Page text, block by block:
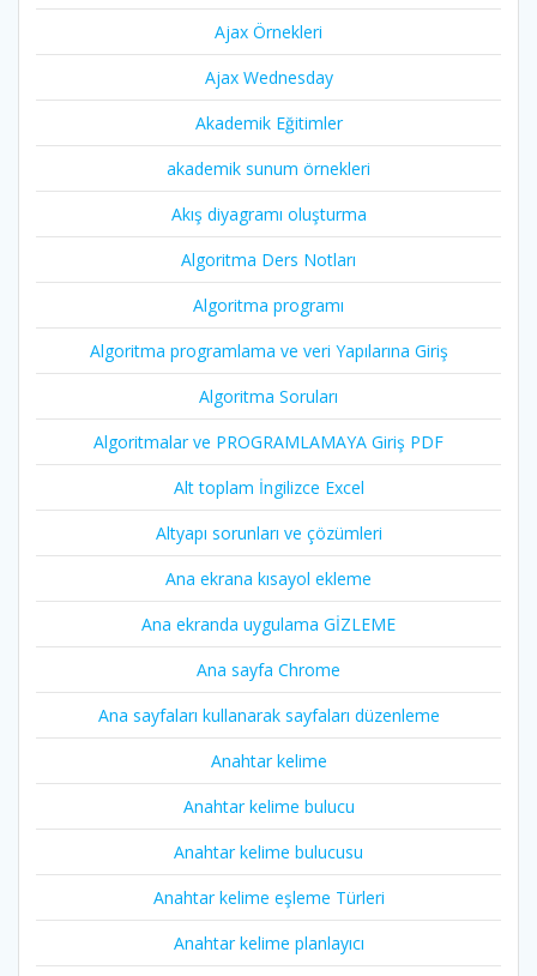
Ajax Örnekleri
Ajax Wednesday
Akademik Eğitimler
akademik sunum örnekleri
Akış diyagramı oluşturma
Algoritma Ders Notları
Algoritma programı
Algoritma programlama ve veri Yapılarına Giriş
Algoritma Soruları
Algoritmalar ve PROGRAMLAMAYA Giriş PDF
Alt toplam İngilizce Excel
Altyapı sorunları ve çözümleri
Ana ekrana kısayol ekleme
Ana ekranda uygulama GİZLEME
Ana sayfa Chrome
Ana sayfaları kullanarak sayfaları düzenleme
Anahtar kelime
Anahtar kelime bulucu
Anahtar kelime bulucusu
Anahtar kelime eşleme Türleri
Anahtar kelime planlayıcı